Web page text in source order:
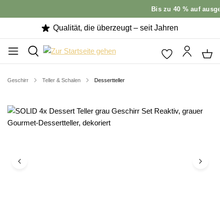
Bis zu 40 % auf
Qualität, die überzeugt – seit Jahren
Geschirr Teller & Schalen Dessertteller
Bildergalerie überspringen